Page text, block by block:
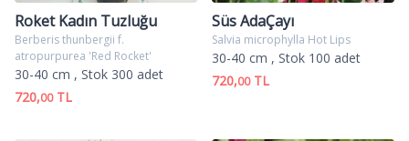
Roket Kadın Tuzluğu
Berberis thunbergii f.
atropurpurea 'Red Rocket'
30-40 cm , Stok 300 adet
720,00TL
Süs AdaÇayı
Salvia microphylla Hot Lips
30-40 cm , Stok 100 adet
720,00TL